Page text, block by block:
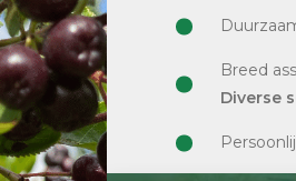
Breed
Diverse